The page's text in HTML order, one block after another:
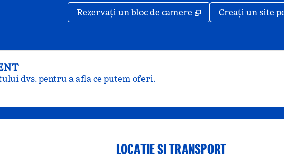
Rezervați un bloc de camere , Deschide o filă
Creați un site
dvs. pentru a afla ce putem oferi.
LOCAȚIE ȘI TRANSPORT